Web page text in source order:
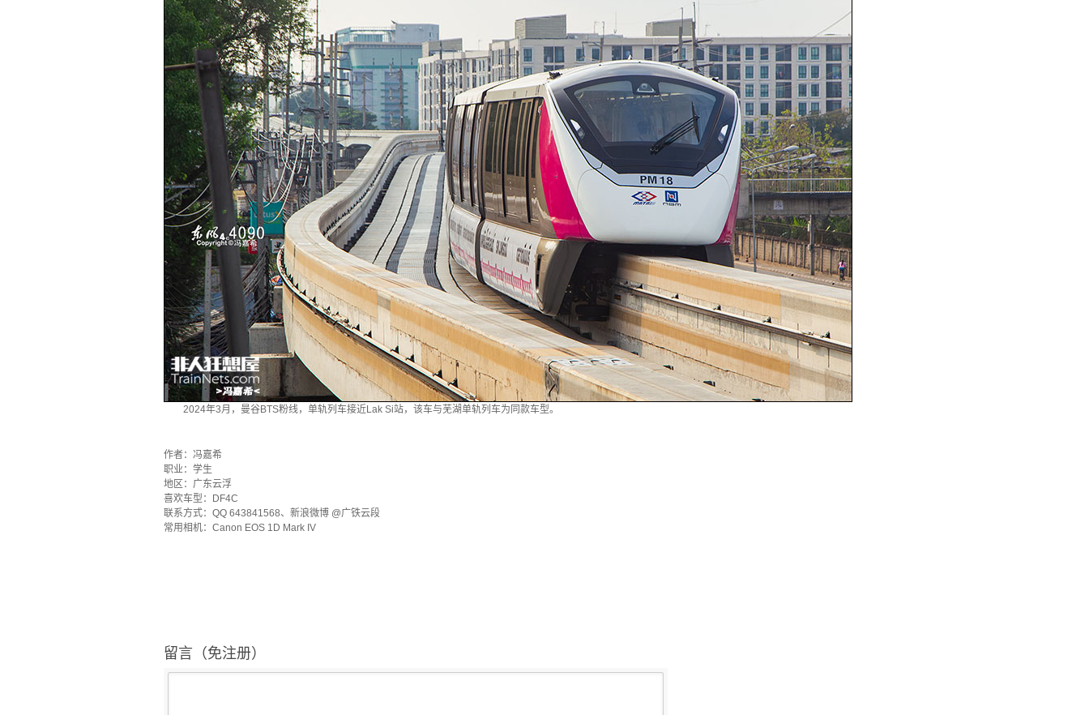
2024年3月，曼谷BTS粉线，单轨列车接近Lak Si站，该车与芜湖单轨列车为同款车型。
作者：冯嘉希
职业：学生
地区：广东云浮
喜欢车型：DF4C
联系方式：QQ 643841568、新浪微博 @广铁云段
常用相机：Canon EOS 1D Mark IV
留言（免注册）